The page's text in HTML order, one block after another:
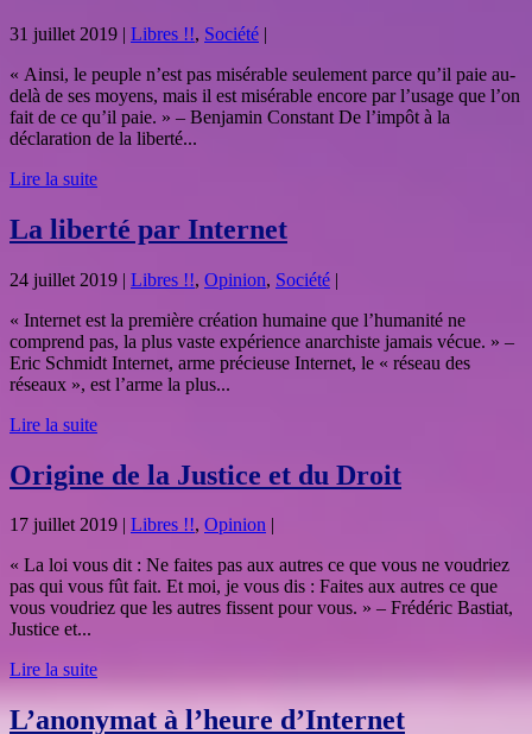
31 juillet 2019 | Libres !!, Société |
« Ainsi, le peuple n’est pas misérable seulement parce qu’il paie au-
delà de ses moyens, mais il est misérable encore par l’usage que l’on
fait de ce qu’il paie. » – Benjamin Constant De l’impôt à la
déclaration de la liberté...
Lire la suite
La liberté par Internet
24 juillet 2019 | Libres !!, Opinion, Société |
« Internet est la première création humaine que l’humanité ne
comprend pas, la plus vaste expérience anarchiste jamais vécue. » –
Eric Schmidt Internet, arme précieuse Internet, le « réseau des
réseaux », est l’arme la plus...
Lire la suite
Origine de la Justice et du Droit
17 juillet 2019 | Libres !!, Opinion |
« La loi vous dit : Ne faites pas aux autres ce que vous ne voudriez
pas qui vous fût fait. Et moi, je vous dis : Faites aux autres ce que
vous voudriez que les autres fissent pour vous. » – Frédéric Bastiat,
Justice et...
Lire la suite
L’anonymat à l’heure d’Internet